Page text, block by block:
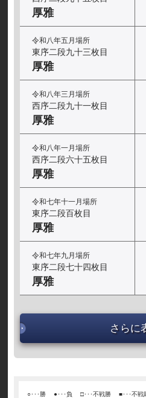
厚雅
令和八年五月場所
東序二段九十三枚目
厚雅
令和八年三月場所
西序二段九十一枚目
厚雅
令和八年一月場所
西序二段六十五枚目
厚雅
令和七年十一月場所
東序二段百枚目
厚雅
令和七年九月場所
東序二段七十四枚目
厚雅
さらに
○･･･勝 ●･･･負 □･･･不戦勝 ■･･･不戦